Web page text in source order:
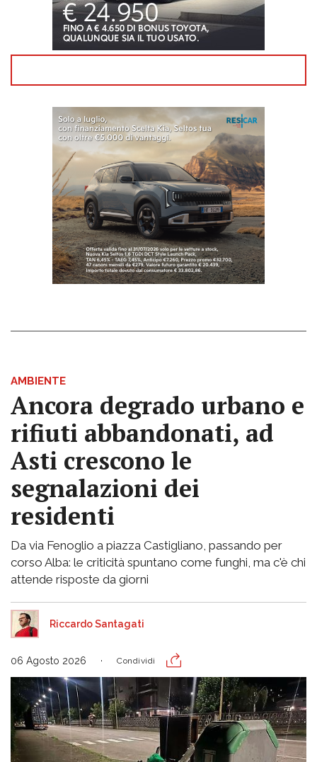
AMBIENTE
Ancora degrado urbano e
rifiuti abbandonati, ad
Asti crescono le
segnalazioni dei
residenti
Da via Fenoglio a piazza Castigliano, passando per
corso Alba: le criticità spuntano come funghi, ma c'è chi
attende risposte da giorni
Riccardo Santagati
06 Agosto 2026 Condividi